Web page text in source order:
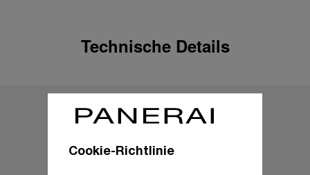
Technische Details
Cookie-Richtlinie